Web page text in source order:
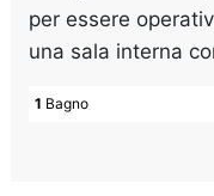
per essere
una sala interna
1 Bagno